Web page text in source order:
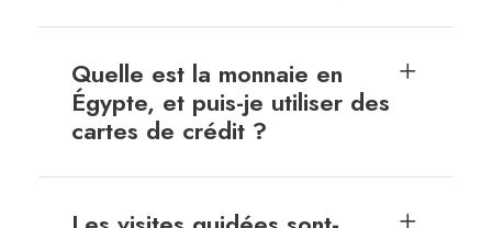
Quelle est la monnaie en
Égypte, et puis-je utiliser des
cartes de crédit ?